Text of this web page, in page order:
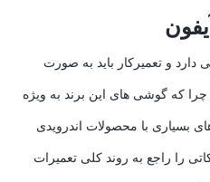
دارد و تعمیرکار باید به صورت
چرا که گوشی های این برند به ویژه
بسیاری با محصولات اندرویدی
را راجع به روند کلی تعمیرات